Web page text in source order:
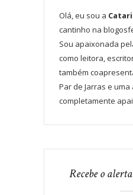
Olá, eu sou a
cantinho na
Sou apaixonada
como leitora,
também
Par de Jarras e
completamente
Recebe o